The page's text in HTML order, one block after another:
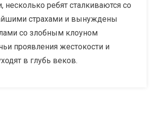
несколько ребят сталкиваются со
страхами и вынуждены
со злобным клоуном
проявления жестокости и
в глубь веков.